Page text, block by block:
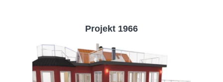
Projekt 1966